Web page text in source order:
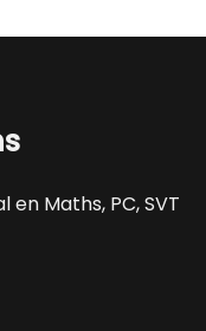
Maths, PC, SVT